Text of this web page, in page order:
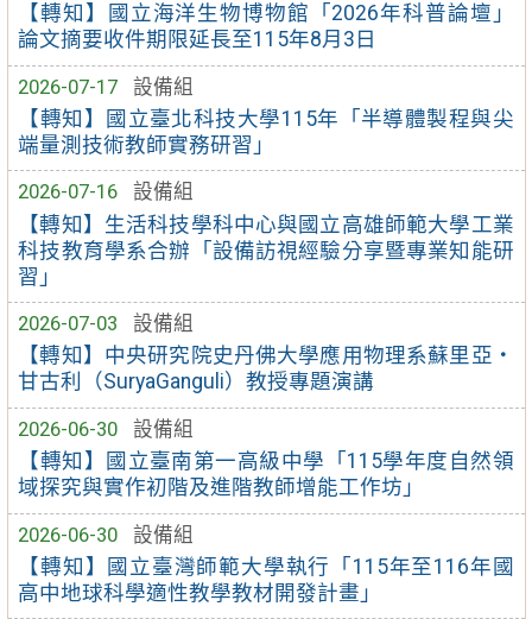
【轉知】國立海洋生物博物館「2026年科普論壇」
論文摘要收件期限延長至115年8月3日
2026-07-17
設備組
【轉知】國立臺北科技大學115年「半導體製程與尖
端量測技術教師實務研習」
2026-07-16
設備組
【轉知】生活科技學科中心與國立高雄師範大學工業
科技教育學系合辦「設備訪視經驗分享暨專業知能研
習」
2026-07-03
設備組
【轉知】中央研究院史丹佛大學應用物理系蘇里亞・
甘古利（SuryaGanguli）教授專題演講
2026-06-30
設備組
【轉知】國立臺南第一高級中學「115學年度自然領
域探究與實作初階及進階教師增能工作坊」
2026-06-30
設備組
【轉知】國立臺灣師範大學執行「115年至116年國
高中地球科學適性教學教材開發計畫」